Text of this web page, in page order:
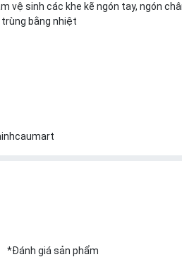
vệ sinh các khe kẽ ngón tay, ngón
bằng nhiệt
*Đánh giá sản phẩm